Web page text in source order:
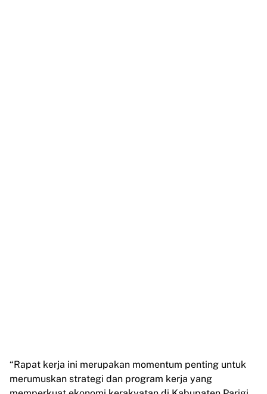
“Rapat kerja ini merupakan momentum penting untuk
merumuskan strategi dan program kerja yang